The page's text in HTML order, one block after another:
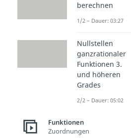
berechnen
1/2 – Dauer: 03:27
Nullstellen
ganzrationaler
Funktionen 3.
und höheren
Grades
2/2 – Dauer: 05:02
Funktionen
Zuordnungen